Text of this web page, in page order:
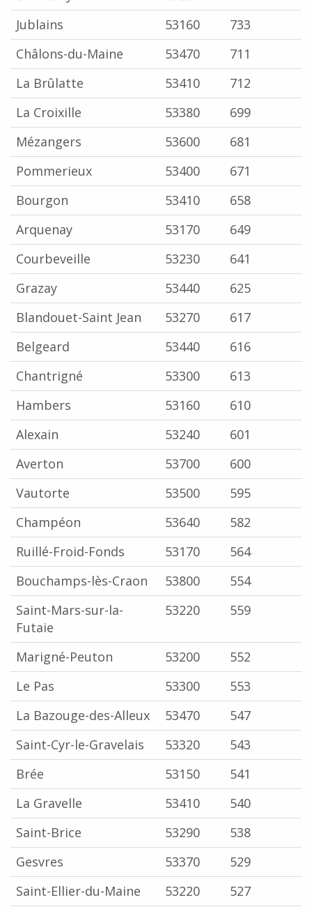
Jublains
53160
733
Châlons-du-Maine
53470
711
La Brûlatte
53410
712
La Croixille
53380
699
Mézangers
53600
681
Pommerieux
53400
671
Bourgon
53410
658
Arquenay
53170
649
Courbeveille
53230
641
Grazay
53440
625
Blandouet-Saint Jean
53270
617
Belgeard
53440
616
Chantrigné
53300
613
Hambers
53160
610
Alexain
53240
601
Averton
53700
600
Vautorte
53500
595
Champéon
53640
582
Ruillé-Froid-Fonds
53170
564
Bouchamps-lès-Craon
53800
554
Saint-Mars-sur-la-
Futaie
53220 559
Marigné-Peuton 53200
552
Le Pas
53300
553
La Bazouge-des-Alleux
53470
547
Saint-Cyr-le-Gravelais
53320
543
Brée
53150
541
La Gravelle
53410
540
Saint-Brice
53290
538
Gesvres
53370
529
Saint-Ellier-du-Maine
53220 527